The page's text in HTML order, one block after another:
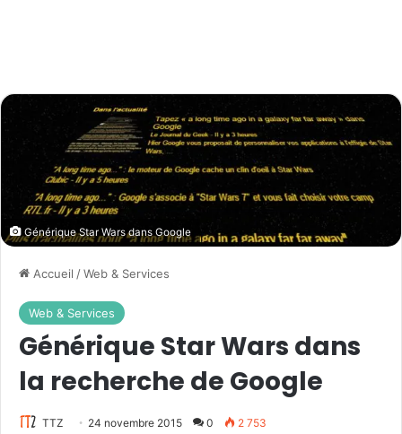
Générique Star Wars dans Google
Accueil /Web & Services
Web & Services
Générique Star Wars dans
la recherche de Google
TTZ 24 novembre 2015 0 2 753